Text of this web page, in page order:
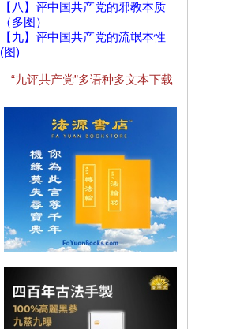
【八】评中国共产党的邪教本质
（多图）
【九】评中国共产党的流氓本性
(图)
“九评共产党”多语种多文本下载